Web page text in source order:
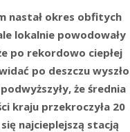
nastał okres obfitych
lokalnie powodowały
po rekordowo ciepłej
po deszczu wyszło
że średnia
kraju przekroczyła 20
najcieplejszą stacją